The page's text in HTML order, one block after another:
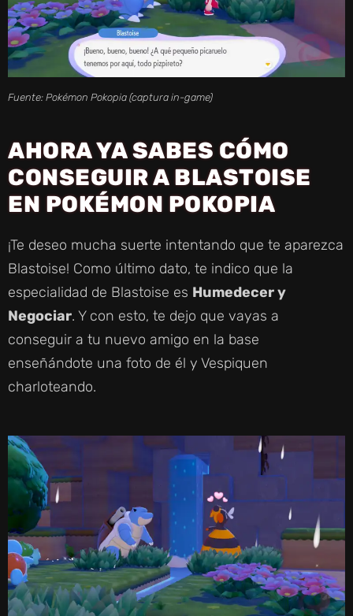
Fuente: Pokémon Pokopia (captura in-game)
AHORA YA SABES CÓMO
CONSEGUIR A BLASTOISE
EN POKÉMON POKOPIA
¡Te deseo mucha suerte intentando que te aparezca
Blastoise! Como último dato, te indico que la
especialidad de Blastoise es Humedecer y
Negociar. Y con esto, te dejo que vayas a
conseguir a tu nuevo amigo en la base
enseñándote una foto de él y Vespiquen
charloteando.